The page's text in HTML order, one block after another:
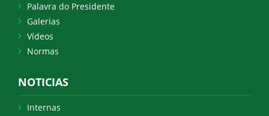
Palavra do Presidente
Galerias
Vídeos
Normas
NOTICIAS
Internas